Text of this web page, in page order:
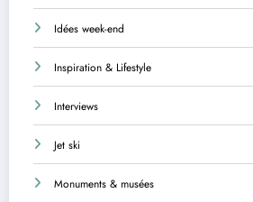
Idées week-end
Inspiration & Lifestyle
Interviews
Jet ski
Monuments & musées